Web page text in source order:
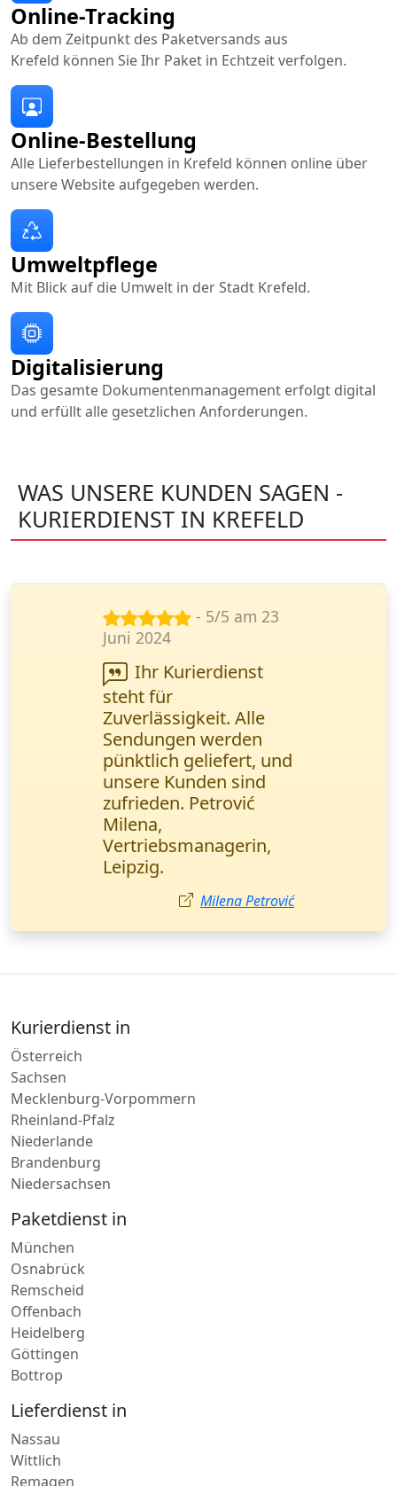
Online-Bestellung
Alle Lieferbestellungen in Krefeld können online über
unsere Website aufgegeben werden.
Online-Tracking
Ab dem Zeitpunkt des Paketversands aus
Krefeld können Sie Ihr Paket in Echtzeit verfolgen.
Digitalisierung
Das gesamte Dokumentenmanagement erfolgt digital
und erfüllt alle gesetzlichen Anforderungen.
Umweltpflege
Mit Blick auf die Umwelt in der Stadt Krefeld.
WAS UNSERE KUNDEN SAGEN -
KURIERDIENST IN KREFELD
- 5/5 am 26
März 2024
Wanderfalke Kurier
hat meinen Tag
gerettet! Wichtige
Verträge wurden in 2
Stunden direkt ins
Büro geliefert. Alles
perfekt und schnell!
Anna Schmidt
Mecklenburg-Vorpommern
Rheinland-Pfalz
Niederlande
Brandenburg
Niedersachsen
Paketdienst in
München
Remscheid
Offenbach
Heidelberg
Göttingen
Bottrop
Lieferdienst in
Nassau
Remagen
Herdorf
Wolfstein
Lahnstein